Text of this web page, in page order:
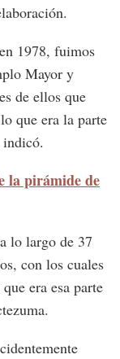
1978, fuimos
Mayor y
de ellos que
que era la parte
la pirámide de
lo largo de 37
con los cuales
era esa parte